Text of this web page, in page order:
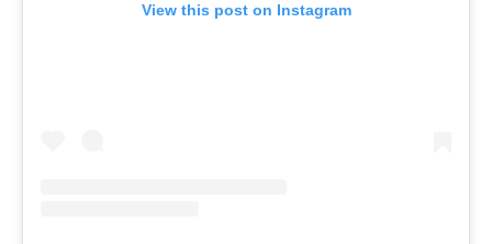
View this post on Instagram